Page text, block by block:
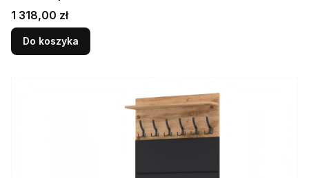
Cena
1 318,00 zł
Do koszyka